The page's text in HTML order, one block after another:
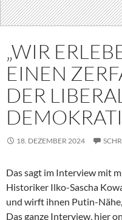
„WIR
EINEN
DER
18. DEZEMBER 2024
Das sagt im Interview mit
Historiker Ilko-Sascha
und wirft ihnen Putin-
Das ganze Interview, hier